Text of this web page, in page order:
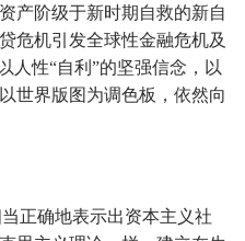
产阶级于新时期自救的新自
危机引发全球性金融危机及
人性“自利”的坚强信念，以
世界版图为调色板，依然向
正确地表示出资本主义社